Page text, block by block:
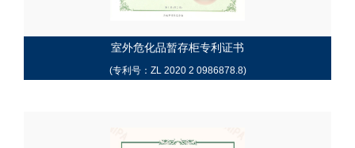
室外危化品暂存柜专利证书
(专利号：ZL 2020 2 0986878.8)